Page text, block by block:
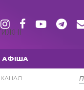
АФІША
15